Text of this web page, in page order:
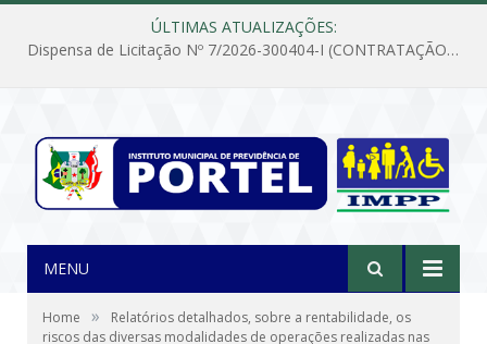
ÚLTIMAS ATUALIZAÇÕES:
Dispensa de Licitação Nº 7/2026-300404-I (CONTRATAÇÃO DE EMPRESA PARA MANUTENÇÃO E REPARAÇÃO DE APARELHOS DE AR CONDICIONADO, EM ATENDIMENTO ÀS NECESSIDADES DO INSTITUTO DE PREVIDÊNCIA MUNICIPAL DE PORTEL/PA)
MENU
Home »
Relatórios detalhados, sobre a rentabilidade, os
riscos das diversas modalidades de operações realizadas nas